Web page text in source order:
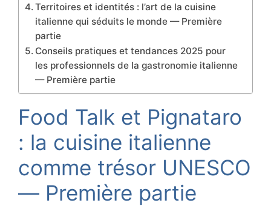
Territoires et identités : l’art de la cuisine
italienne qui séduits le monde — Première
partie
Conseils pratiques et tendances 2025 pour
les professionnels de la gastronomie italienne
— Première partie
Food Talk et Pignataro
: la cuisine italienne
comme trésor UNESCO
— Première partie